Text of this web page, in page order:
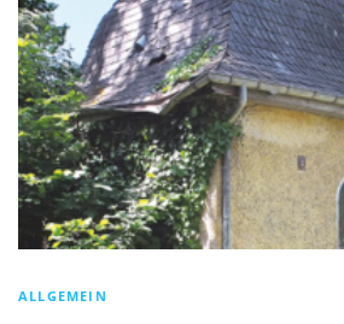
ALLGEMEIN